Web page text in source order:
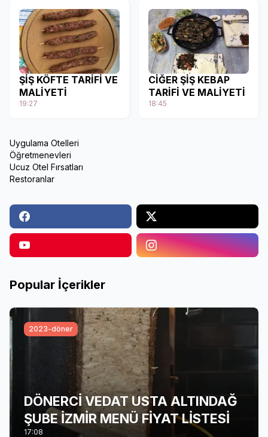
ŞİŞ KÖFTE TARİFİ VE
MALİYETİ
19:27
CİĞER ŞİŞ KEBAP
TARİFİ VE MALİYETİ
18:45
Uygulama Otelleri
Öğretmenevleri
Ucuz Otel Fırsatları
Restoranlar
Popular İçerikler
2023-döner
DÖNERCİ VEDAT USTA ALTINDAĞ
ŞUBE İZMİR MENÜ FİYAT LİSTESİ
17:08